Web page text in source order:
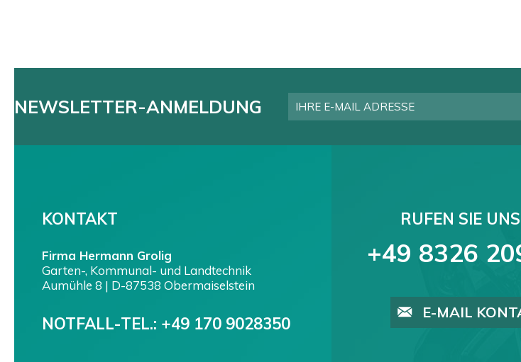
NEWSLETTER-ANMELDUNG
KONTAKT
Firma Hermann Grolig
Garten-, Kommunal- und Landtechnik
Aumühle 8 | D-87538 Obermaiselstein
NOTFALL-TEL.: +49 170 9028350
RUFEN SIE
+49 8326
E-MAIL